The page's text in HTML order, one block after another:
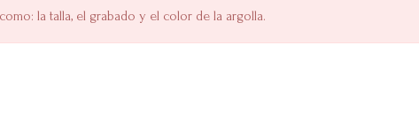
la talla, el grabado y el color de la argolla.